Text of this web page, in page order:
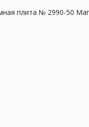
плита № 2990-50